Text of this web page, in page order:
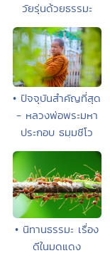
วัยรุ่นด้วยธรรมะ
• ปัจจุบันสำคัญที่สุด
- หลวงพ่อพระมหา
ประกอบ ธมฺมชีโว
• นิทานธรรมะ เรื่อง
ดีในมดแดง